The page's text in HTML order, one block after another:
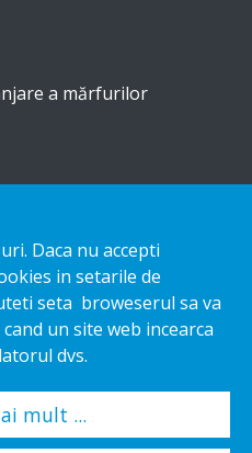
a mărfurilor
Daca nu accepti
in setarile de
seta broweserul sa va
un site web incearca
dvs.
mult ...